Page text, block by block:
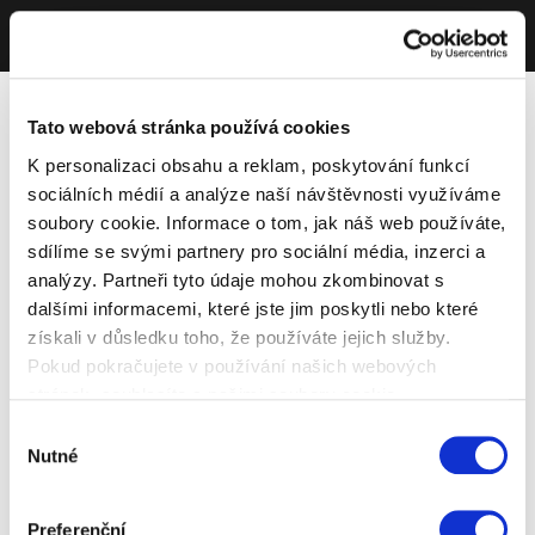
Tato webová stránka používá cookies
K personalizaci obsahu a reklam, poskytování funkcí
sociálních médií a analýze naší návštěvnosti využíváme
soubory cookie. Informace o tom, jak náš web používáte,
sdílíme se svými partnery pro sociální média, inzerci a
analýzy. Partneři tyto údaje mohou zkombinovat s
dalšími informacemi, které jste jim poskytli nebo které
získali v důsledku toho, že používáte jejich služby.
Pokud pokračujete v používání našich webových
souhlasu
Nutné
Preferenční